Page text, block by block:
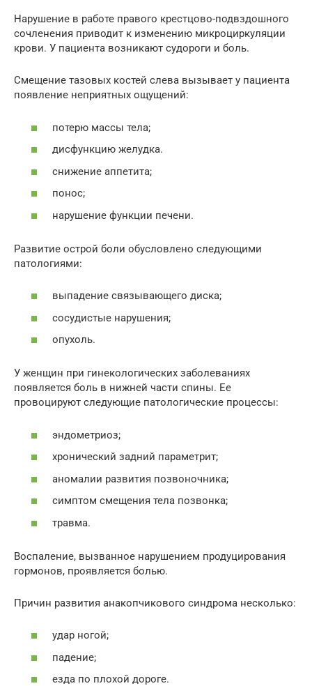
Нарушение в работе правого крестцово-подвздошного
сочленения приводит к изменению микроциркуляции
крови. У пациента возникают судороги и боль.
Смещение тазовых костей слева вызывает у пациента
появление неприятных ощущений:
потерю массы тела;
дисфункцию желудка.
снижение аппетита;
понос;
нарушение функции печени.
Развитие острой боли обусловлено следующими
патологиями:
выпадение связывающего диска;
сосудистые нарушения;
опухоль.
У женщин при гинекологических заболеваниях
появляется боль в нижней части спины. Ее
провоцируют следующие патологические процессы:
эндометриоз;
хронический задний параметрит;
аномалии развития позвоночника;
симптом смещения тела позвонка;
травма.
Воспаление, вызванное нарушением продуцирования
гормонов, проявляется болью.
Причин развития анакопчикового синдрома несколько:
удар ногой;
падение;
езда по плохой дороге.